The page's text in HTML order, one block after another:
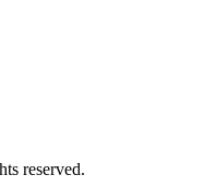
reserved.